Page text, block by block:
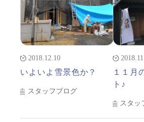
2018.12.10
いよいよ雪景色か？
スタッフブログ
１１月
ト♪
スタッ